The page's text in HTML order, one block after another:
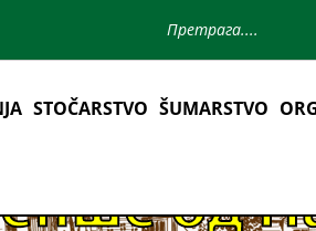
STOČARSTVO ŠUMARSTVO